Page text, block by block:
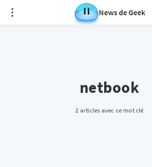
News de Geek
netbook
2 articles avec ce mot clé